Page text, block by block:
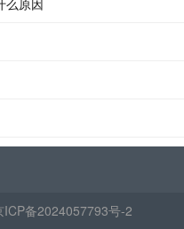
么原因
ICP备2024057793号-2